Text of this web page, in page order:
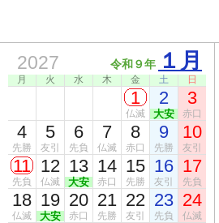
2027 令和９年 １月
月 火 水 木 金 土 日
1
仏滅
2
大安
3
赤口
4
先勝
5
友引
6
先負
7
仏滅
8
赤口
9
先勝
10
友引
11
先負
12
仏滅
13
大安
14
赤口
15
先勝
16
友引
17
先負
18
仏滅
19
大安
20
赤口
21
先勝
22
友引
23
先負
24
仏滅